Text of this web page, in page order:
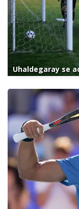
Uhaldegaray se